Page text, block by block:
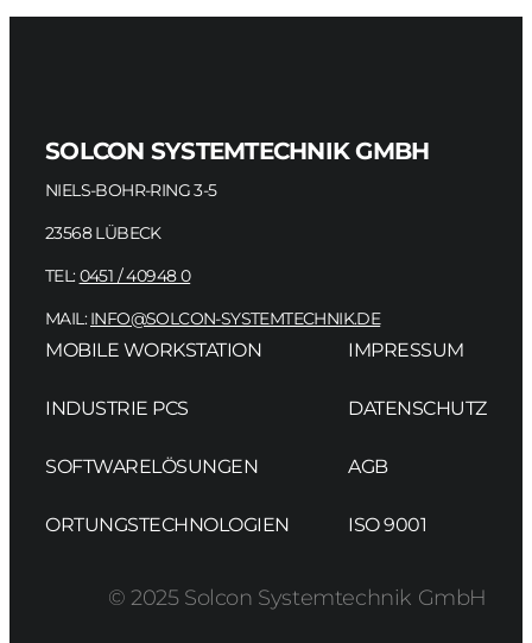
SOLCON SYSTEMTECHNIK GMBH
NIELS-BOHR-RING 3-5
23568 LÜBECK
TEL:0451 / 40948 0
MAIL: INFO@SOLCON-SYSTEMTECHNIK.DE
MOBILE WORKSTATION
INDUSTRIE PCS
SOFTWARELÖSUNGEN
ORTUNGSTECHNOLOGIEN
IMPRESSUM
DATENSCHUTZ
AGB
ISO 9001
© 2025 Solcon Systemtechnik GmbH